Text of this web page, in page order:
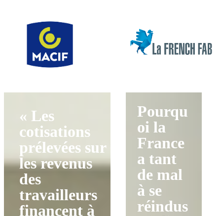
« Les
cotisations
prélevées sur
les revenus
des
travailleurs
financent à
Pourqu
oi la
France
a tant
de mal
à se
réindus